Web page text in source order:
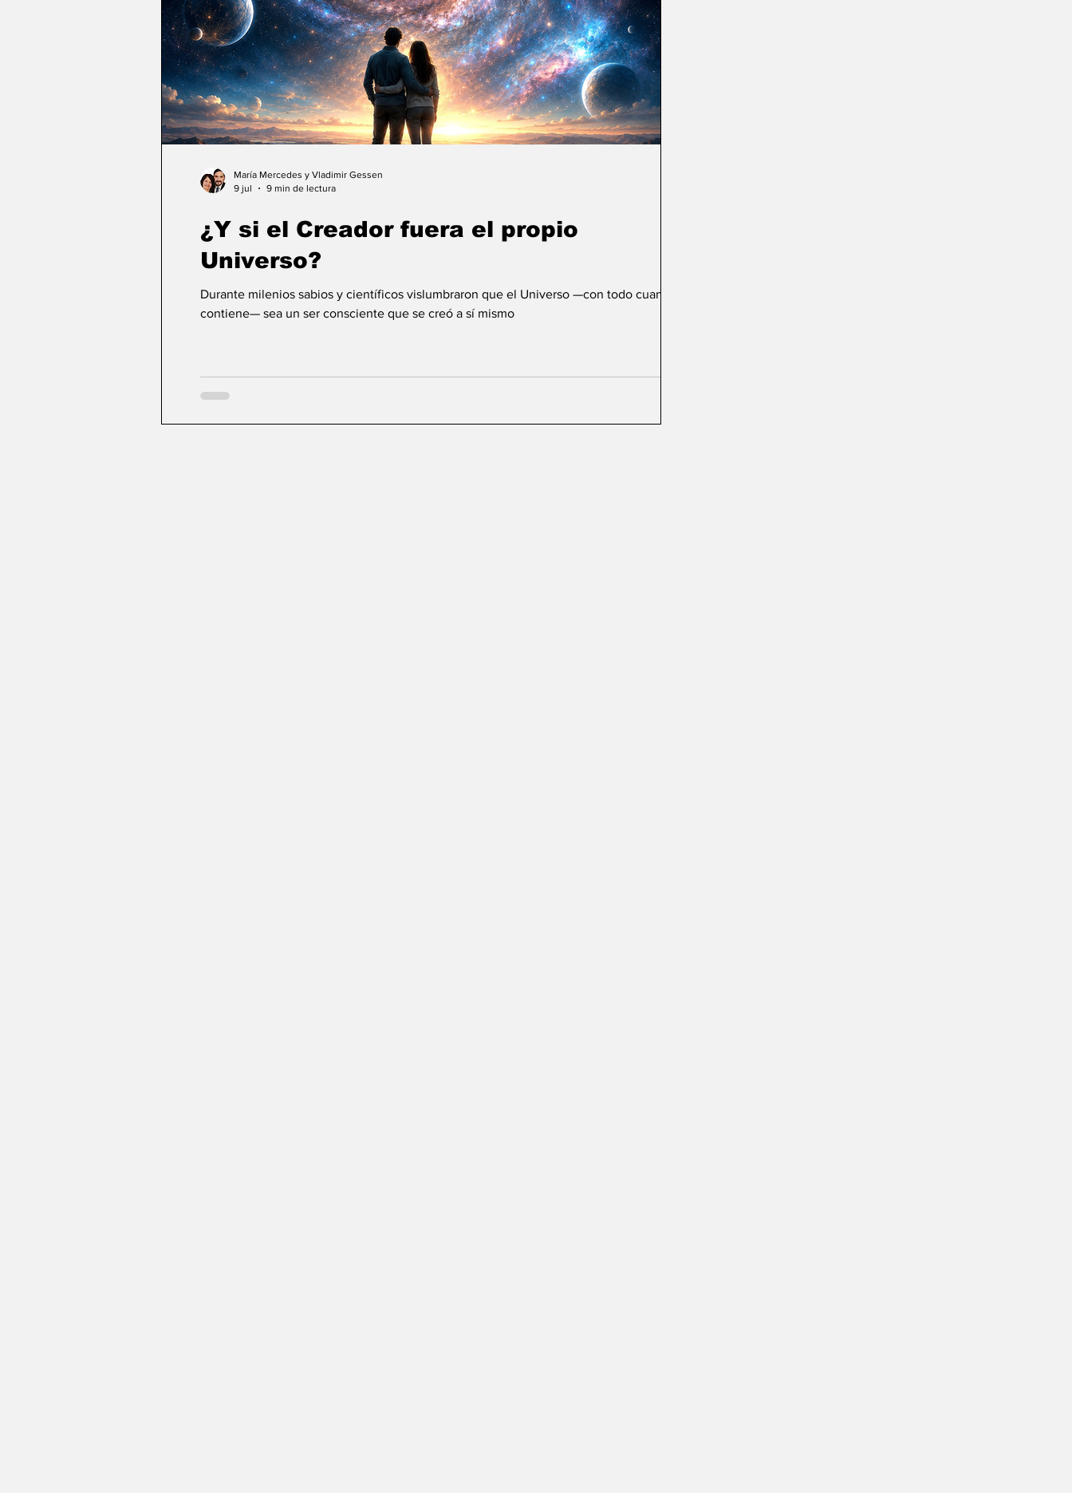
¿Y si el Creador fuera el propio
Universo?
Durante milenios sabios y científicos vislumbraron que el Universo —con todo cuanto
contiene— sea un ser consciente que se creó a sí mismo
María Mercedes y Vladimir Gessen
9 jul
9 min de lectura